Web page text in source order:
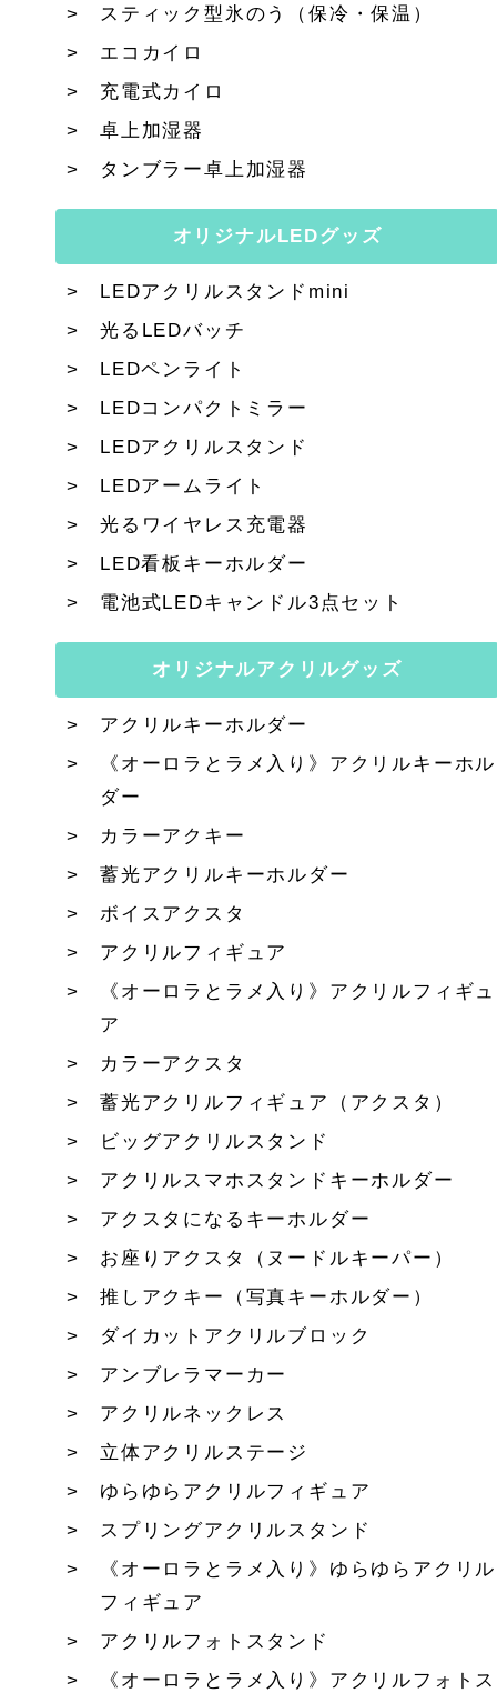
スティック型氷のう（保冷・保温）
エコカイロ
充電式カイロ
卓上加湿器
タンブラー卓上加湿器
オリジナルLEDグッズ
LEDアクリルスタンドmini
光るLEDバッチ
LEDペンライト
LEDコンパクトミラー
LEDアクリルスタンド
LEDアームライト
光るワイヤレス充電器
LED看板キーホルダー
電池式LEDキャンドル3点セット
オリジナルアクリルグッズ
アクリルキーホルダー
《オーロラとラメ入り》アクリルキーホル
ダー
カラーアクキー
蓄光アクリルキーホルダー
ボイスアクスタ
アクリルフィギュア
《オーロラとラメ入り》アクリルフィギュ
ア
カラーアクスタ
蓄光アクリルフィギュア（アクスタ）
ビッグアクリルスタンド
アクリルスマホスタンドキーホルダー
アクスタになるキーホルダー
お座りアクスタ（ヌードルキーパー）
推しアクキー（写真キーホルダー）
ダイカットアクリルブロック
アンブレラマーカー
アクリルネックレス
立体アクリルステージ
ゆらゆらアクリルフィギュア
スプリングアクリルスタンド
《オーロラとラメ入り》ゆらゆらアクリル
フィギュア
アクリルフォトスタンド
《オーロラとラメ入り》アクリルフォトス